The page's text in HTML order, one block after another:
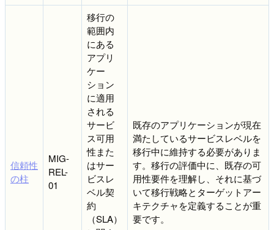
信頼性
の柱
MIG-
REL-
01
移行の
範囲内
にある
アプリ
ケー
ション
に適用
される
サービ
ス可用
性また
はサー
ビスレ
ベル契
約
（SLA）
既存のアプリケーションが現在
満たしているサービスレベルを
移行中に維持する必要がありま
す。移行の評価中に、既存の可
用性要件を理解し、それに基づ
いて移行戦略とターゲットアー
キテクチャを定義することが重
要です。